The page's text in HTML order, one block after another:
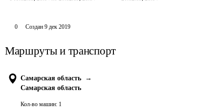
0 Создан 9 дек 2019
Маршруты и транспорт
Самарская область
→
Самарская область
Кол-во машин: 1